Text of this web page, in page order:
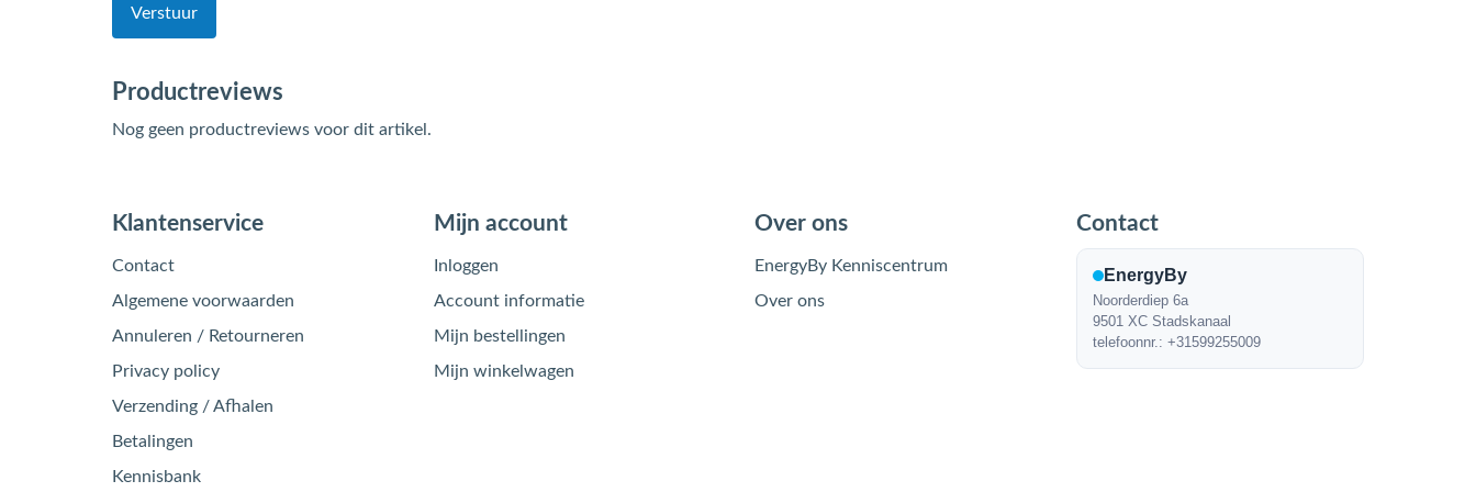
Verstuur
Productreviews
Nog geen productreviews voor dit artikel.
Klantenservice
Contact
Algemene voorwaarden
Annuleren / Retourneren
Privacy policy
Verzending / Afhalen
Betalingen
Kennisbank
Mijn account
Inloggen
Account informatie
Mijn bestellingen
Mijn winkelwagen
Over ons
EnergyBy Kenniscentrum
Over ons
Contact
EnergyBy
Noorderdiep 6a
9501 XC Stadskanaal
telefoonnr.: +31599255009